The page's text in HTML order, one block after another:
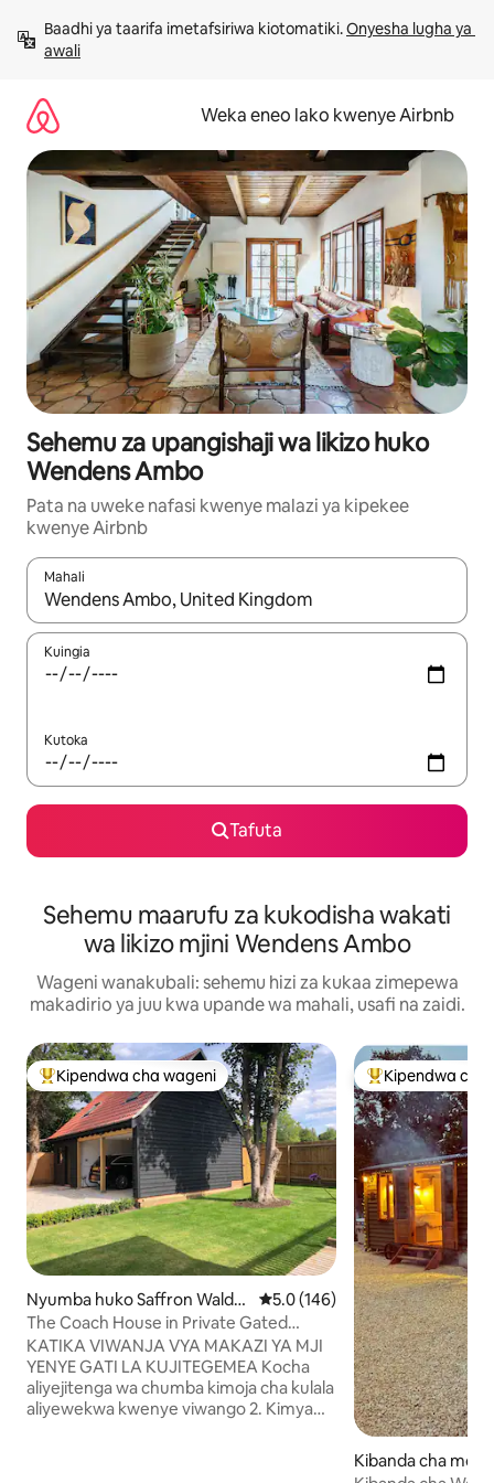
kwenda
kwenye
Baadhi ya taarifa imetafsiriwa kiotomatiki. Onyesha lugha ya
awali
Weka eneo lako kwenye Airbnb
Sehemu za upangishaji wa likizo huko
Wendens Ambo
Pata na uweke nafasi kwenye malazi ya kipekee
kwenye Airbnb
Mahali
Wakati matokeo yanapatikana, vinjari kwa kutumia vitufe vya
Kuingia
Kutoka
Tafuta
Sehemu maarufu za kukodisha wakati
wa likizo mjini Wendens Ambo
Wageni wanakubali: sehemu hizi za kukaa zimepewa
makadirio ya juu kwa upande wa mahali, usafi na zaidi.
Kipendwa maarufu cha wageni
Kipendwa cha wageni
Nyumba huko Saffron Walde
n
Ukadiriaji wa wastani wa 5.0
5.0 (146)
The Coach House in Private Gated
Grounds. HOT TUB*
KATIKA VIWANJA VYA MAKAZI YA MJI
YENYE GATI LA KUJITEGEMEA Kocha
aliyejitenga wa chumba kimoja cha kulala
aliyewekwa kwenye viwango 2. Kimya
Kipendwa
Kipendwa cha
Kibanda cha